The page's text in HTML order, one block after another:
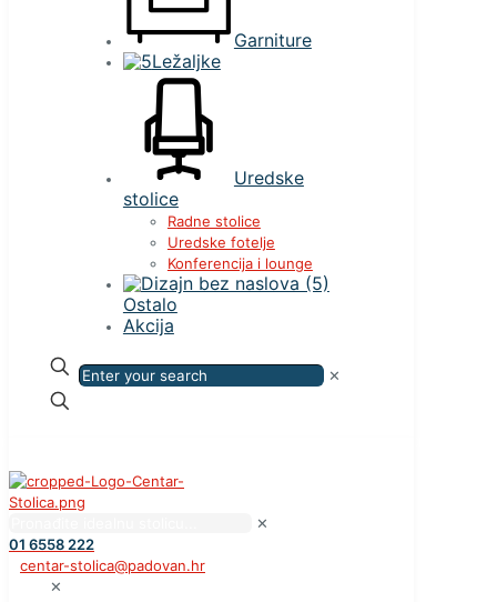
Garniture
Ležaljke
Uredske
stolice
Radne stolice
Uredske fotelje
Konferencija i lounge
Ostalo
Akcija
✕
✕
01 6558 222
centar-stolica@padovan.hr
✕